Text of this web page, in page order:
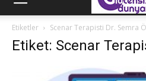
Etiketler Scenar Terapisti Dr. Semra
Etiket: Scenar